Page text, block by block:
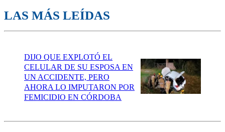
LAS MÁS LEÍDAS
DIJO QUE EXPLOTÓ EL
CELULAR DE SU ESPOSA EN
UN ACCIDENTE, PERO
AHORA LO IMPUTARON POR
FEMICIDIO EN CÓRDOBA